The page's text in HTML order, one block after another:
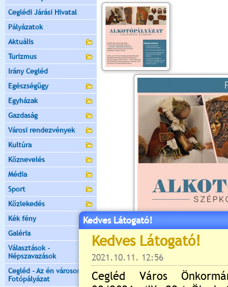
Ceglédi Járási Hivatal
Pályázatok
Aktuális
Turizmus
Irány Cegléd
Egészségügy
Egyházak
Gazdaság
Városi rendezvények
Kultúra
Köznevelés
Média
Sport
Közlekedés
Kék fény
Galéria
Választások -
Népszavazások
Cegléd - Az én városom -
Fotópályázat
Kedves Látogató!